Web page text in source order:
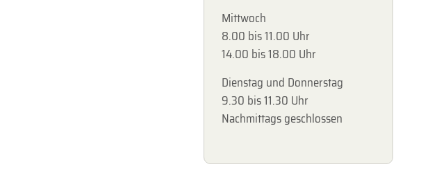
Mittwoch
8.00 bis 11.00 Uhr
14.00 bis 18.00 Uhr
Dienstag und Donnerstag
9.30 bis 11.30 Uhr
Nachmittags geschlossen